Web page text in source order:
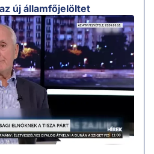
új államfőjelöltet